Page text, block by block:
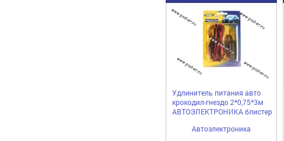
Удлинитель питания авто
крокодил-гнездо 2*0,75*3м
АВТОЭЛЕКТРОНИКА блистер
Автоэлектроника